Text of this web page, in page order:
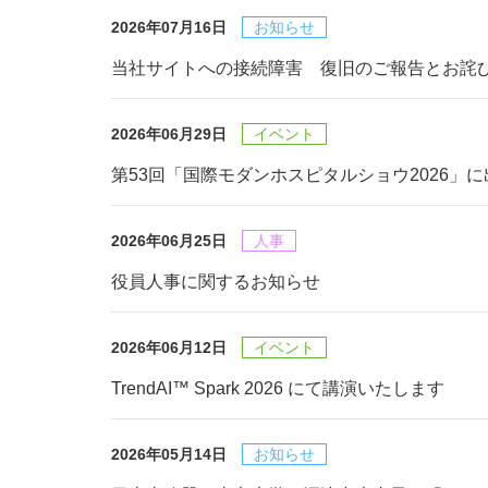
2026年07月16日 お知らせ
当社サイトへの接続障害 復旧のご報告とお詫
2026年06月29日 イベント
第53回「国際モダンホスピタルショウ2026」に
2026年06月25日 人事
役員人事に関するお知らせ
2026年06月12日 イベント
TrendAI™ Spark 2026 にて講演いたします
2026年05月14日 お知らせ